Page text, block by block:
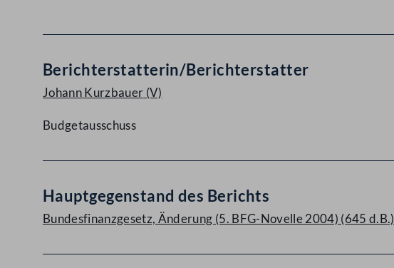
Berichterstatterin/Berichterstatter
Johann Kurzbauer (V)
Budgetausschuss
Hauptgegenstand des Berichts
Bundesfinanzgesetz, Änderung (5. BFG-Novelle 2004) (645 d.B.)